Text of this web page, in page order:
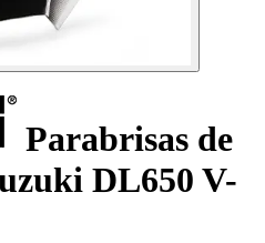
Parabrisas de
DL650 V-